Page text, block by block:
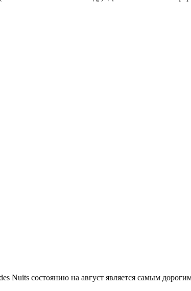
Nuits состоянию на август является самым